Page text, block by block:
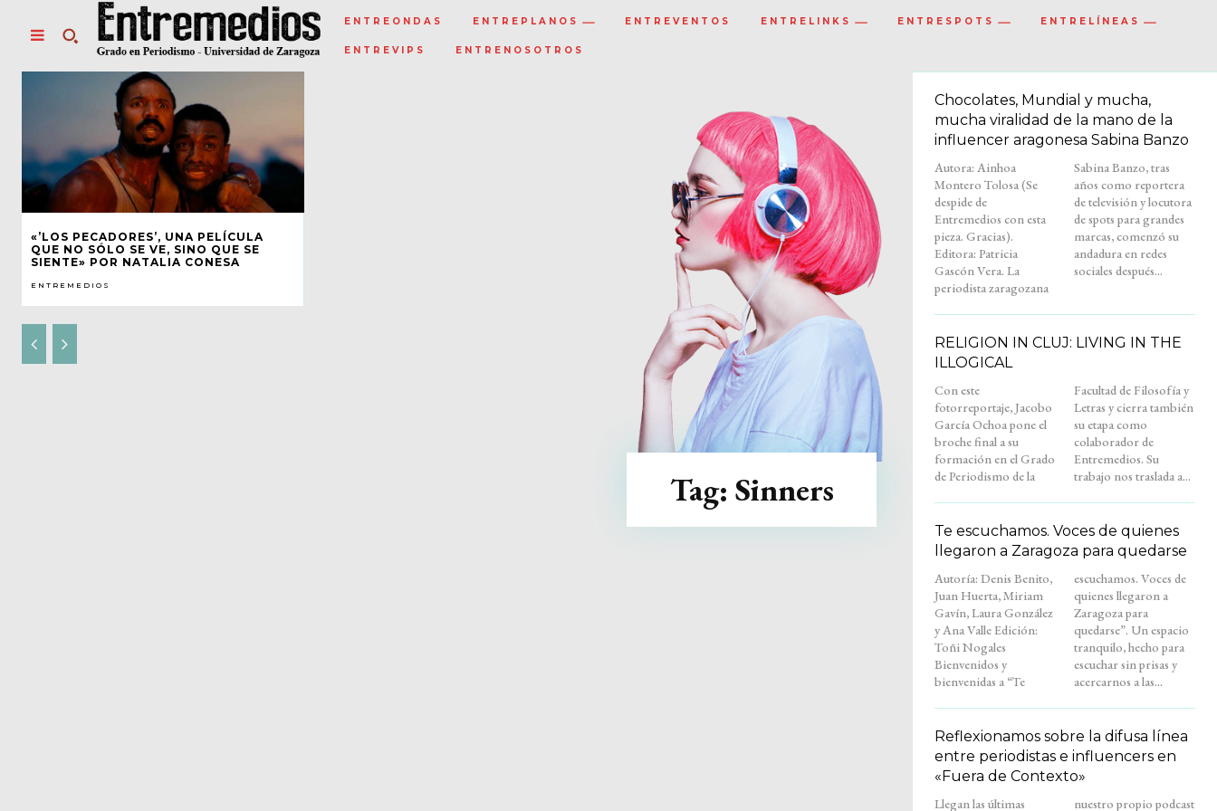
ENTREONDAS ENTREPLANOS ENTREVENTOS ENTRELINKS ENTRESPOTS ENTRELÍNEAS
ENTREVIPS ENTRENOSOTROS
«’LOS PECADORES’, UNA PELÍCULA
QUE NO SÓLO SE VE, SINO QUE SE
SIENTE» POR NATALIA CONESA
ENTREMEDIOS
Tag: Sinners
Chocolates, Mundial y mucha,
mucha viralidad de la mano de la
influencer aragonesa Sabina Banzo
Autora: Ainhoa
Montero Tolosa (Se
despide de
Entremedios con esta
pieza. Gracias).
Editora: Patricia
Gascón Vera. La
periodista zaragozana
Sabina Banzo, tras
años como reportera
de televisión y locutora
de spots para grandes
marcas, comenzó su
andadura en redes
sociales después...
RELIGION IN CLUJ: LIVING IN THE
ILLOGICAL
Con este
fotorreportaje, Jacobo
García Ochoa pone el
broche final a su
formación en el Grado
de Periodismo de la
Facultad de Filosofía y
Letras y cierra también
su etapa como
colaborador de
Entremedios. Su
trabajo nos traslada a...
Te escuchamos. Voces de quienes
llegaron a Zaragoza para quedarse
Autoría: Denis Benito,
Juan Huerta, Miriam
Gavín, Laura González
y Ana Valle Edición:
Toñi Nogales
Bienvenidos y
bienvenidas a “Te
escuchamos. Voces de
quienes llegaron a
Zaragoza para
quedarse”. Un espacio
tranquilo, hecho para
escuchar sin prisas y
acercarnos a las...
Reflexionamos sobre la difusa línea
entre periodistas e influencers en
«Fuera de Contexto»
Llegan las últimas
nuestro propio podcast